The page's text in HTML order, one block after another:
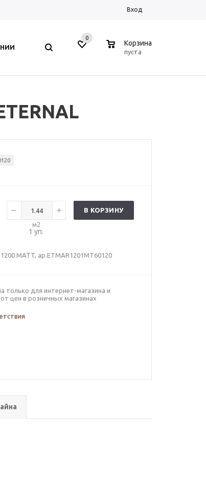
Вход
0
Корзина
пуста
м2
1 уп.
В КОРЗИНУ
MATT, ар.ETMAR1201MT60120
только для интернет-магазина и
цен в розничных магазинах